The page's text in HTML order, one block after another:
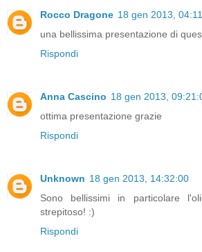
Rocco Dragone 18 gen 2013,
una bellissima presentazione di
Rispondi
Anna Cascino 18 gen 2013,
ottima presentazione grazie
Rispondi
Unknown 18 gen 2013, 14:32:00
Sono bellissimi in particolare
strepitoso! :)
Rispondi